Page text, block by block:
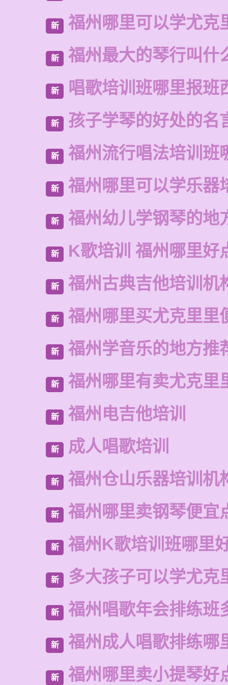
新 福州哪里可以学尤克
新 福州最大的琴行叫什
新 唱歌培训班哪里报班
新 孩子学琴的好处的名
新 福州流行唱法培训班
新 福州哪里可以学乐器
新 福州幼儿学钢琴的地
新 K歌培训 福州哪里好
新 福州古典吉他培训机
新 福州哪里买尤克里里
新 福州学音乐的地方推
新 福州哪里有卖尤克里
新 福州电吉他培训
新 成人唱歌培训
新 福州仓山乐器培训机
新 福州哪里卖钢琴便宜
新 福州K歌培训班哪里
新 多大孩子可以学尤克
新 福州唱歌年会排练班
新 福州成人唱歌排练哪
新 福州哪里卖小提琴好